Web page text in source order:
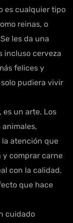
es cualquier tipo
reinas, o
les da una
incluso cerveza
felices y
pudiera vivir
es un arte. Los
atención que
y comprar carne
con la calidad.
que hace
cuidado